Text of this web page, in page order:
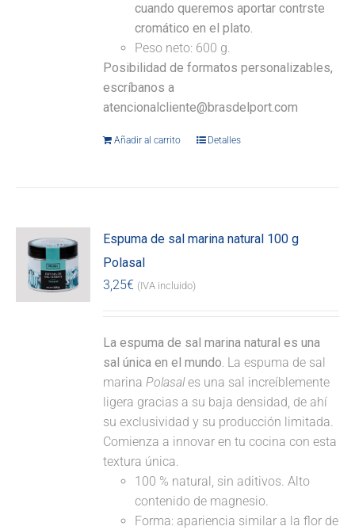
cuando queremos aportar contrste
cromático en el plato.
Peso neto: 600 g.
Posibilidad de formatos personalizables,
escríbanos a
atencionalcliente@brasdelport.com
Añadir al carrito Detalles
Espuma de sal marina natural 100 g
Polasal
3,25€ (IVA incluido)
La espuma de sal marina natural es una
sal única en el mundo. La espuma de sal
marinaPolasales una sal increíblemente
ligera gracias a su baja densidad, de ahí
su exclusividad y su producción limitada.
Comienza a innovar en tu cocina con esta
textura única.
100 % natural, sin aditivos. Alto
contenido de magnesio.
Forma: apariencia similar a la flor de